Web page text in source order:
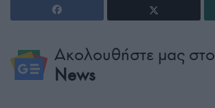
Ακολουθήστε μας στο
News